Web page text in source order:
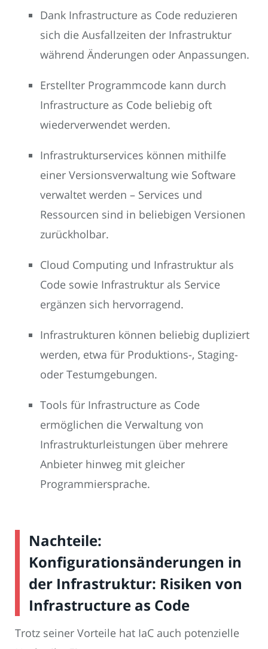
Dank Infrastructure as Code reduzieren
sich die Ausfallzeiten der Infrastruktur
während Änderungen oder Anpassungen.
Erstellter Programmcode kann durch
Infrastructure as Code beliebig oft
wiederverwendet werden.
Infrastrukturservices können mithilfe
einer Versionsverwaltung wie Software
verwaltet werden – Services und
Ressourcen sind in beliebigen Versionen
zurückholbar.
Cloud Computing und Infrastruktur als
Code sowie Infrastruktur als Service
ergänzen sich hervorragend.
Infrastrukturen können beliebig dupliziert
werden, etwa für Produktions-, Staging-
oder Testumgebungen.
Tools für Infrastructure as Code
ermöglichen die Verwaltung von
Infrastrukturleistungen über mehrere
Anbieter hinweg mit gleicher
Programmiersprache.
Nachteile:
Konfigurationsänderungen in
der Infrastruktur: Risiken von
Infrastructure as Code
Trotz seiner Vorteile hat IaC auch potenzielle